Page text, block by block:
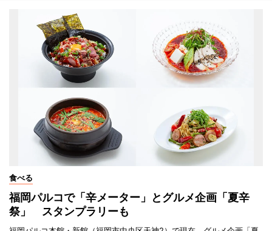
食べる
福岡パルコで「辛メーター」とグルメ企画「夏辛
祭」 スタンプラリーも